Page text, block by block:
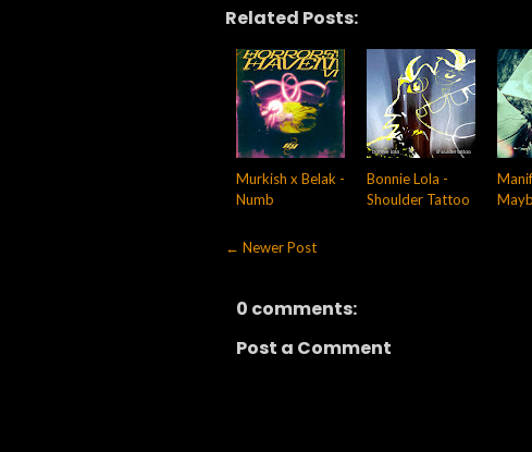
Related Posts:
Murkish x Belak -
Numb
Bonnie Lola -
Shoulder Tattoo
← Newer Post
0 comments:
Post a Comment